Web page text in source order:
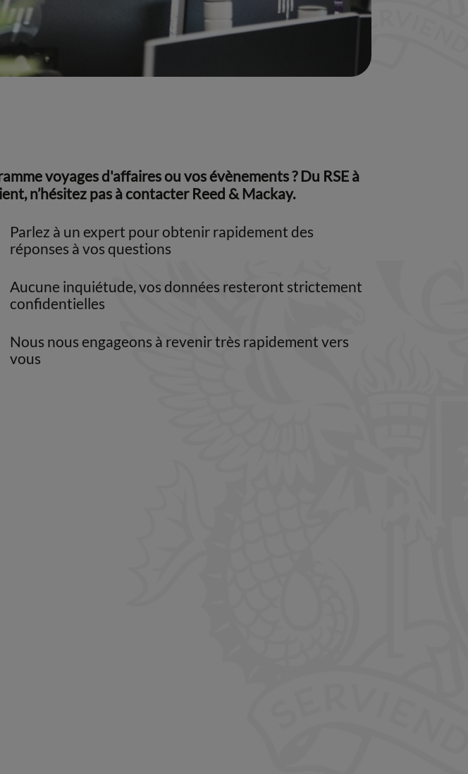
voyages d'affaires ou vos évènements ? Du RSE à
n’hésitez pas à contacter Reed & Mackay.
Parlez à un expert pour obtenir rapidement des
réponses à vos questions
Aucune inquiétude, vos données resteront strictement
confidentielles
Nous nous engageons à revenir très rapidement vers
vous